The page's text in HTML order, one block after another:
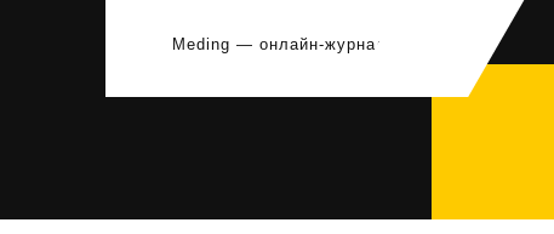
Meding — онлайн-журнал